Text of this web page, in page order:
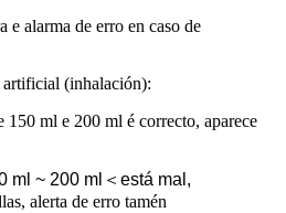
e alarma de erro en caso de
artificial (inhalación):
150 ml e 200 ml é correcto, aparece
ml ~ 200 ml ＜ está mal,
alerta de erro tamén